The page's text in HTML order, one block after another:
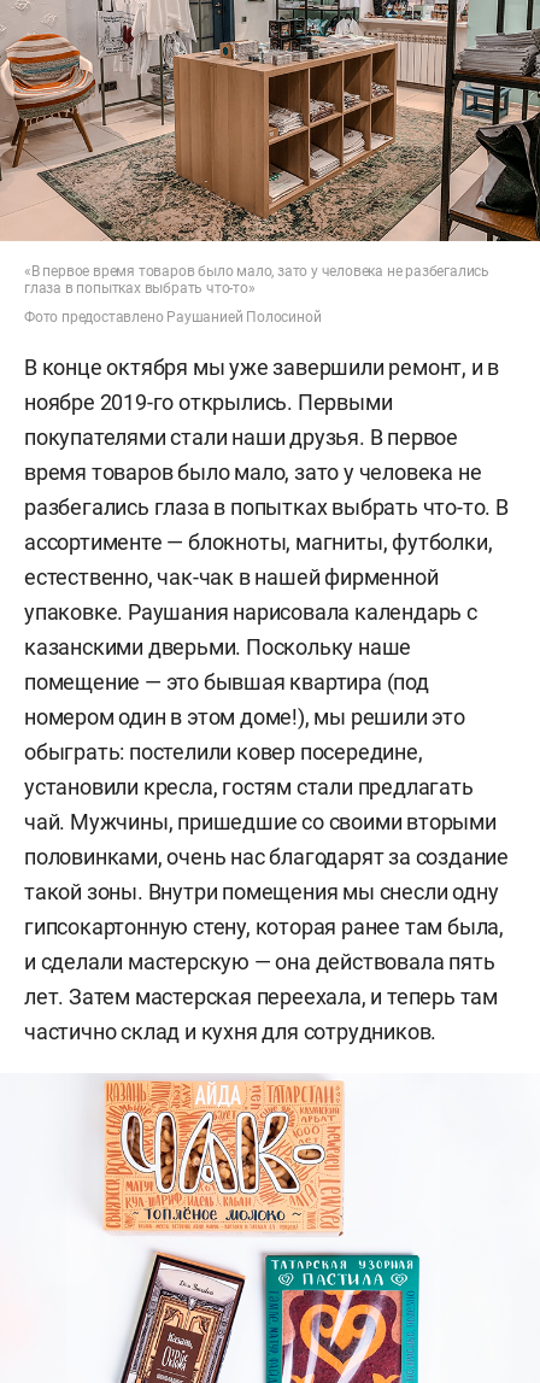
«В первое время товаров было мало, зато у человека не разбегались
глаза в попытках выбрать что-то»
Фото предоставлено Раушанией Полосиной
В конце октября мы уже завершили ремонт, и в
ноябре 2019-го открылись. Первыми
покупателями стали наши друзья. В первое
время товаров было мало, зато у человека не
разбегались глаза в попытках выбрать что-то. В
ассортименте — блокноты, магниты, футболки,
естественно, чак-чак в нашей фирменной
упаковке. Раушания нарисовала календарь с
казанскими дверьми. Поскольку наше
помещение — это бывшая квартира (под
номером один в этом доме!), мы решили это
обыграть: постелили ковер посередине,
установили кресла, гостям стали предлагать
чай. Мужчины, пришедшие со своими вторыми
половинками, очень нас благодарят за создание
такой зоны. Внутри помещения мы снесли одну
гипсокартонную стену, которая ранее там была,
и сделали мастерскую — она действовала пять
лет. Затем мастерская переехала, и теперь там
частично склад и кухня для сотрудников.